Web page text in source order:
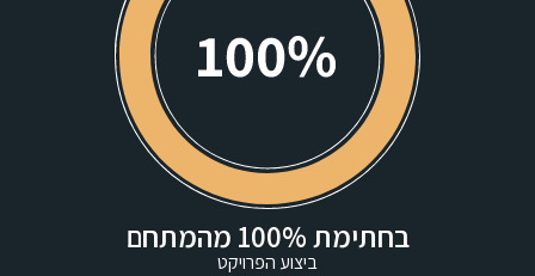
בחתימת 100% מהמתחם
ביצוע הפרויקט